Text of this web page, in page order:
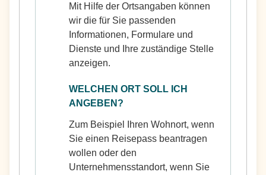
Mit Hilfe der Ortsangaben können
wir die für Sie passenden
Informationen, Formulare und
Dienste und Ihre zuständige Stelle
anzeigen.
WELCHEN ORT SOLL ICH
ANGEBEN?
Zum Beispiel Ihren Wohnort, wenn
Sie einen Reisepass beantragen
wollen oder den
Unternehmensstandort, wenn Sie